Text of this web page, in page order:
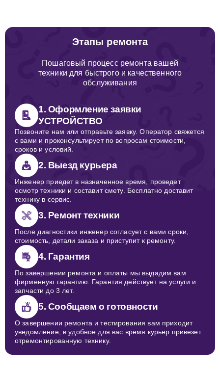
Этапы ремонта
Пошаговый процесс ремонта вашей
техники для быстрого и качественного
обслуживания
1. Оформление заявки
УСТРОЙСТВО
Позвоните нам или отправьте заявку. Оператор свяжется
с вами и проконсультирует по вопросам стоимости,
сроков и условий.
2. Выезд курьера
Инженер приедет в назначенное время, проведет
осмотр техники и составит смету. Бесплатно доставит
технику в сервис.
3. Ремонт техники
После диагностики инженер согласует с вами сроки,
стоимость, детали заказа и приступит к ремонту.
4. Гарантия
По завершении ремонта и оплаты мы выдадим вам
фирменную гарантию. Гарантия действует на услуги и
запчасти до 3 лет.
5. Сообщаем о готовности
О завершении ремонта и тестирования вам приходит
уведомление, в удобное для вас время курьер привезет
отремонтированную технику.